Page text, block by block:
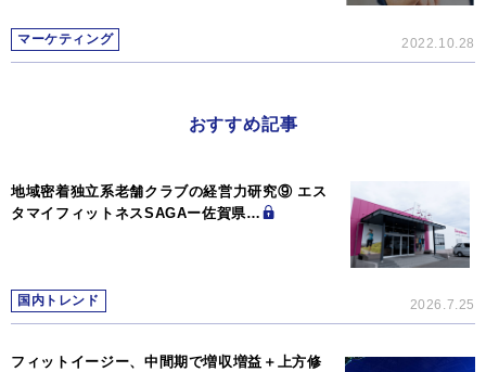
マーケティング 2022.10.28
おすすめ記事
地域密着独立系老舗クラブの経営力研究⑨ エス
タマイフィットネスSAGAー佐賀県…
国内トレンド 2026.7.25
フィットイージー、中間期で増収増益＋上方修